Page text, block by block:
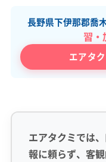
長野県下伊那郡喬
習・
エアタ
エアタクミでは
報に頼らず、客